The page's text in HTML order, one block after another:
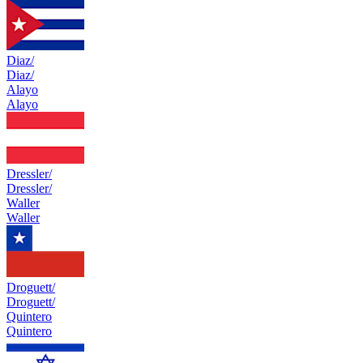
Diaz/
Diaz/
Alayo
Alayo
Dressler/
Dressler/
Waller
Waller
Droguett/
Droguett/
Quintero
Quintero